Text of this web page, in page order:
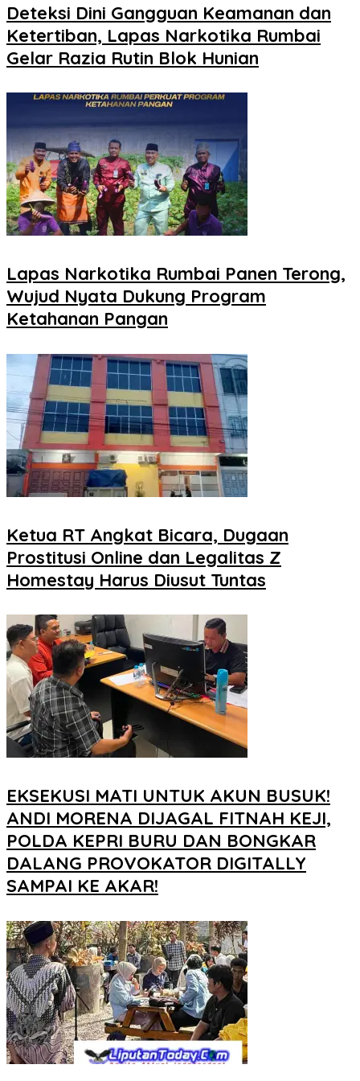
Deteksi Dini Gangguan Keamanan dan
Ketertiban, Lapas Narkotika Rumbai
Gelar Razia Rutin Blok Hunian
Lapas Narkotika Rumbai Panen Terong,
Wujud Nyata Dukung Program
Ketahanan Pangan
Ketua RT Angkat Bicara, Dugaan
Prostitusi Online dan Legalitas Z
Homestay Harus Diusut Tuntas
EKSEKUSI MATI UNTUK AKUN BUSUK!
ANDI MORENA DIJAGAL FITNAH KEJI,
POLDA KEPRI BURU DAN BONGKAR
DALANG PROVOKATOR DIGITALLY
SAMPAI KE AKAR!